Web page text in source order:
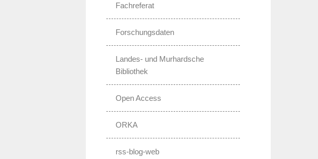
Fachreferat
Forschungsdaten
Landes- und Murhardsche
Bibliothek
Open Access
ORKA
rss-blog-web